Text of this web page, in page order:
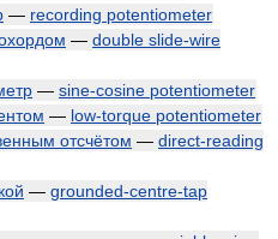
— recording potentiometer
— double slide-wire
— sine-cosine potentiometer
— low-torque potentiometer
отсчётом — direct-reading
— grounded-centre-tap